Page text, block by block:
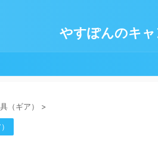
やすぽんのキ
（ギア） >